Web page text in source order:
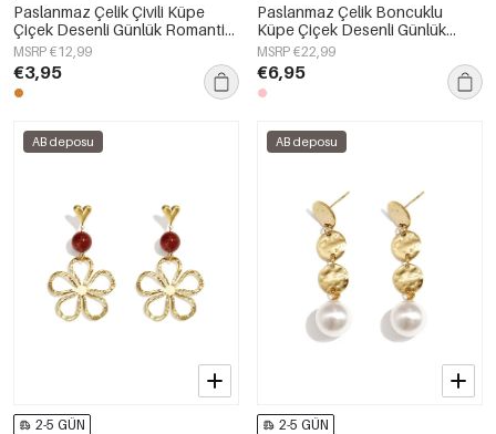
Paslanmaz Çelik Çivili Küpe
Çiçek Desenli Günlük Romantik
Seri Kadın Takıları
MSRP €12,99
€3,95
Paslanmaz Çelik Boncuklu
Küpe Çiçek Desenli Günlük
Tatil/Plaj Romantik Serisi Kadın
Takıları
MSRP €22,99
€6,95
AB deposu
2-5 GÜN
AB deposu
2-5 GÜN